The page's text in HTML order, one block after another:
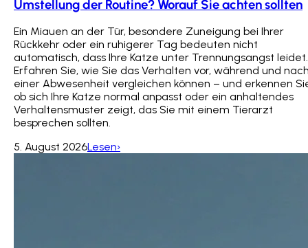
Umstellung der Routine? Worauf Sie achten sollten
Ein Miauen an der Tür, besondere Zuneigung bei Ihrer
Rückkehr oder ein ruhigerer Tag bedeuten nicht
automatisch, dass Ihre Katze unter Trennungsangst leidet.
Erfahren Sie, wie Sie das Verhalten vor, während und
einer Abwesenheit vergleichen können – und erkennen
ob sich Ihre Katze normal anpasst oder ein anhaltendes
Verhaltensmuster zeigt, das Sie mit einem Tierarzt
besprechen sollten.
5. August 2026Lesen›